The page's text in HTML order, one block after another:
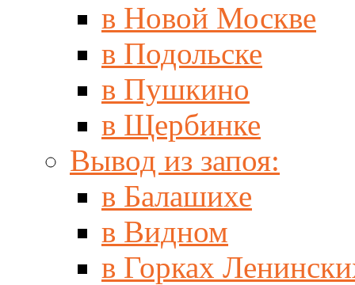
в Новой Москве
в Подольске
в Пушкино
в Щербинке
Вывод из запоя:
в Балашихе
в Видном
в Горках